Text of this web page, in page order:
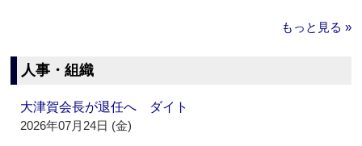
もっと見る »
人事・組織
大津賀会長が退任へ ダイト
2026年07月24日 (金)